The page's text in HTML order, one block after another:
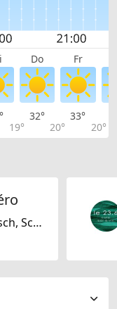
Do Fr
19°
32°
20°
33°
20°
Französisch, Europäisch, Schweizerisch